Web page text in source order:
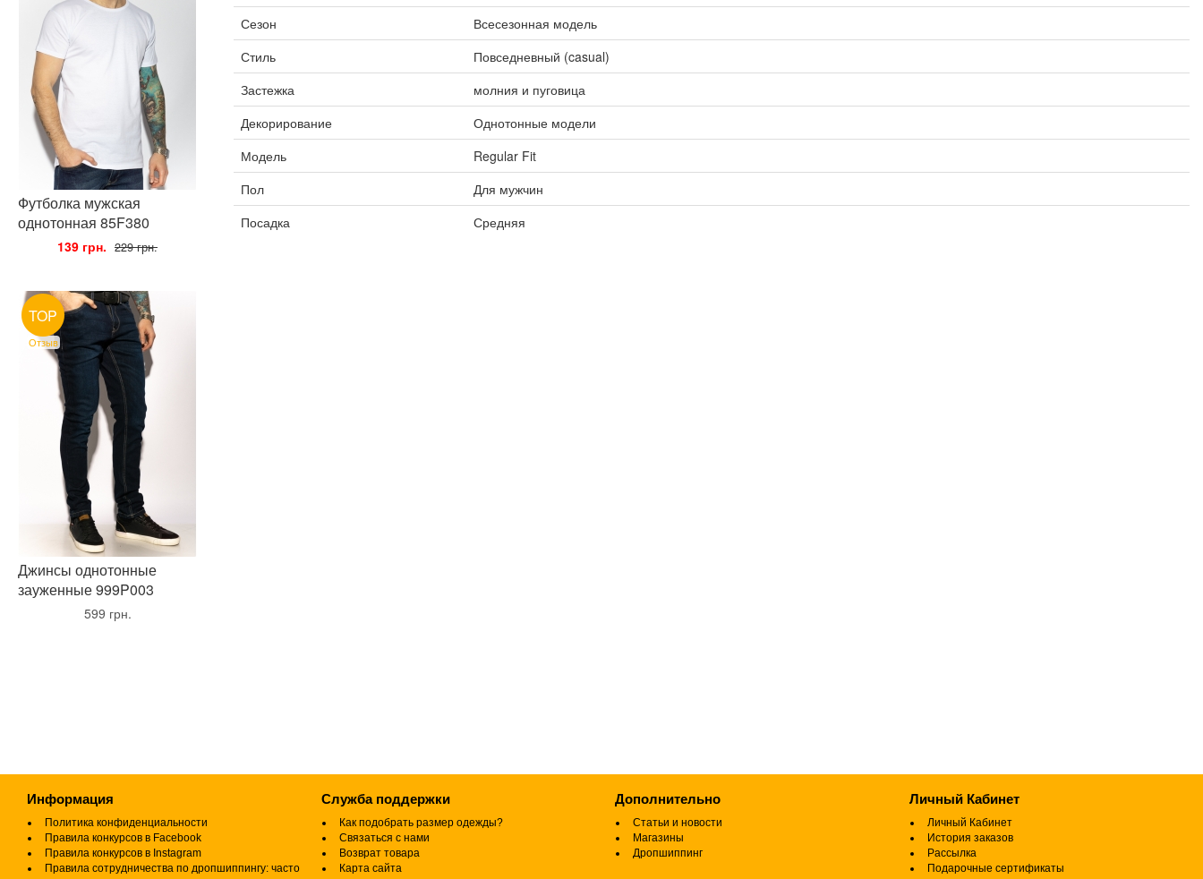
Футболка мужская
однотонная 85F380
139 грн. 229 грн.
TOP
Отзыв
Джинсы однотонные
зауженные 999P003
599 грн.
Сезон
Всесезонная модель
Стиль
Повседневный (casual)
Застежка
молния и пуговица
Декорирование
Однотонные модели
Модель
Regular Fit
Пол
Для мужчин
Посадка
Средняя
Информация
Политика конфиденциальности
Правила конкурсов в Facebook
Правила конкурсов в Instagram
Правила сотрудничества по дропшиппингу: часто
Служба поддержки
Как подобрать размер одежды?
Связаться с нами
Возврат товара
Карта сайта
Дополнительно
Статьи и новости
Магазины
Дропшиппинг
Личный Кабинет
Личный Кабинет
История заказов
Рассылка
Подарочные сертификаты